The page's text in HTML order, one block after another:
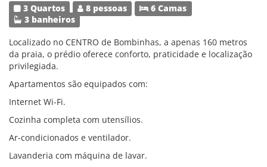
3 Quartos 8 pessoas
6 Camas
3 banheiros
Localizado no CENTRO de Bombinhas, a apenas 160 metros
da praia, o prédio oferece conforto, praticidade e localização
privilegiada.
Apartamentos são equipados com:
Internet Wi-Fi.
Cozinha completa com utensílios.
Ar-condicionados e ventilador.
Lavanderia com máquina de lavar.